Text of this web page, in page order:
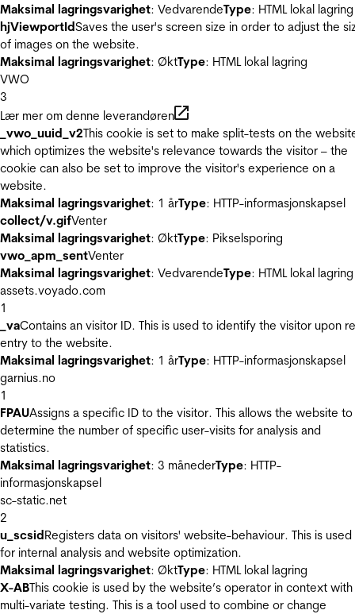
Maksimal lagringsvarighet: VedvarendeType: HTML lokal lagring
hjViewportIdSaves the user's screen size in order to adjust the
of images on the website.
Maksimal lagringsvarighet: ØktType: HTML lokal lagring
VWO
3
Lær mer om denne leverandøren
_vwo_uuid_v2This cookie is set to make split-tests on the
which optimizes the website's relevance towards the visitor – the
cookie can also be set to improve the visitor's experience on a
website.
Maksimal lagringsvarighet: 1 årType: HTTP-informasjonskapsel
collect/v.gifVenter
Maksimal lagringsvarighet: ØktType: Pikselsporing
vwo_apm_sentVenter
Maksimal lagringsvarighet: VedvarendeType: HTML lokal lagring
assets.voyado.com
1
_vaContains an visitor ID. This is used to identify the visitor upon
entry to the website.
Maksimal lagringsvarighet: 1 årType: HTTP-informasjonskapsel
garnius.no
1
FPAUAssigns a specific ID to the visitor. This allows the website to
determine the number of specific user-visits for analysis and
statistics.
Maksimal lagringsvarighet: 3 månederType: HTTP-
informasjonskapsel
sc-static.net
2
u_scsidRegisters data on visitors' website-behaviour. This is used
for internal analysis and website optimization.
Maksimal lagringsvarighet: ØktType: HTML lokal lagring
X-ABThis cookie is used by the website’s operator in context with
multi-variate testing. This is a tool used to combine or change